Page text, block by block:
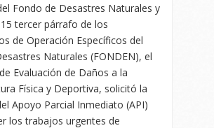
Fondo de Desastres Naturales y
tercer párrafo de los
de Operación Específicos del
Naturales (FONDEN), el
Evaluación de Daños a la
Física y Deportiva, solicitó la
Apoyo Parcial Inmediato (API)
los trabajos urgentes de